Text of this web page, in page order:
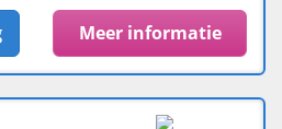
Meer informatie